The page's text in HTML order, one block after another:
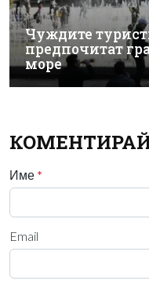
Чуждите
предпочитат
море
Име *
Email